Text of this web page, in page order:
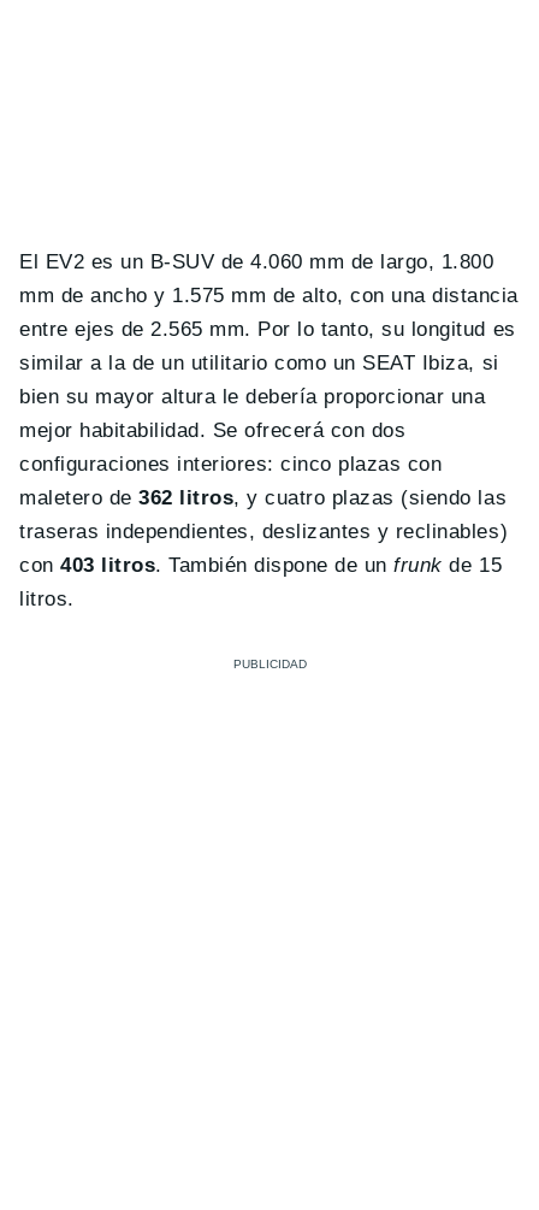
El EV2 es un B-SUV de 4.060 mm de largo, 1.800
mm de ancho y 1.575 mm de alto, con una distancia
entre ejes de 2.565 mm. Por lo tanto, su longitud es
similar a la de un utilitario como un SEAT Ibiza, si
bien su mayor altura le debería proporcionar una
mejor habitabilidad. Se ofrecerá con dos
configuraciones interiores: cinco plazas con
maletero de362 litros, y cuatro plazas (siendo las
traseras independientes, deslizantes y reclinables)
con403 litros. También dispone de unfrunkde 15
litros.